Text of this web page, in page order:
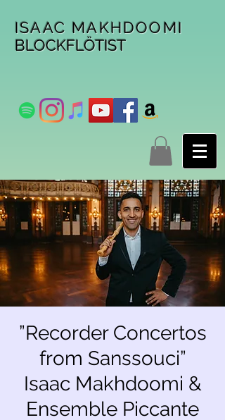
ISAAC MAKHDOOMI
BLOCKFLÖTIST
”Recorder Concertos
from Sanssouci”
Isaac Makhdoomi &
Ensemble Piccante